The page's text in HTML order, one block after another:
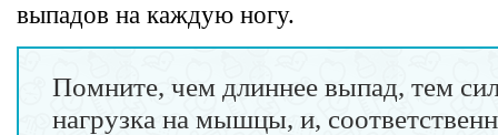
выпадов на каждую ногу.
Помните, чем длиннее выпад, тем
нагрузка на мышцы, и,